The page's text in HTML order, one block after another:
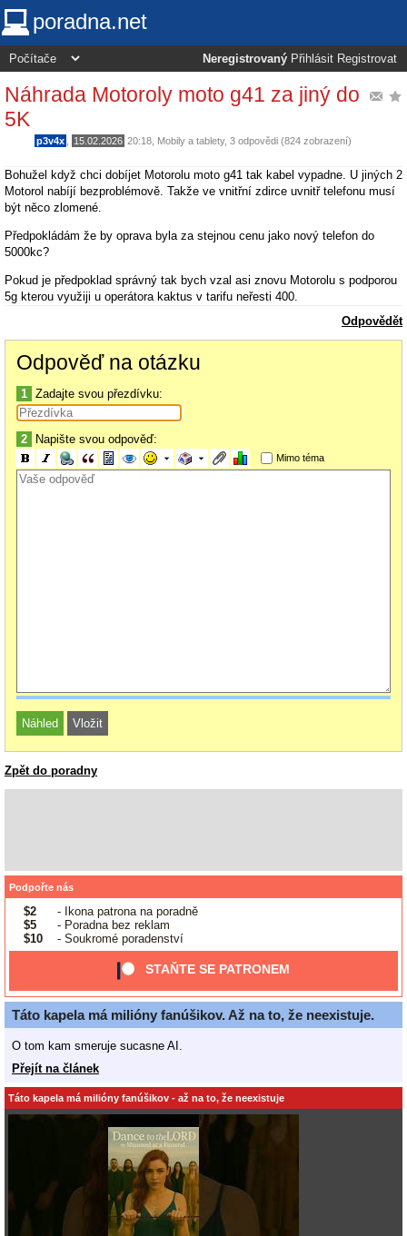
poradna.net
Neregistrovaný Přihlásit Registrovat
Náhrada Motoroly moto g41 za jiný do
5K
p3v4x 15.02.2026 20:18 Mobily a tablety, 3 odpovědi (824 zobrazení)
Bohužel když chci dobíjet Motorolu moto g41 tak kabel vypadne. U jiných 2
Motorol nabíjí bezproblémově. Takže ve vnitřní zdirce uvnitř telefonu musí
být něco zlomené.
Předpokládám že by oprava byla za stejnou cenu jako nový telefon do
5000kc?
Pokud je předpoklad správný tak bych vzal asi znovu Motorolu s podporou
5g kterou využiji u operátora kaktus v tarifu neřesti 400.
Odpovědět
Odpověď na otázku
1 Zadajte svou přezdívku:
2 Napište svou odpověď:
Mimo téma
Zpět do poradny
Podpořte nás
$2
- Ikona patrona na poradně
$5
- Poradna bez reklam
$10
- Soukromé poradenství
STAŇTE SE PATRONEM
Táto kapela má milióny fanúšikov. Až na to, že neexistuje.
O tom kam smeruje sucasne AI.
Přejít na článek
Táto kapela má milióny fanúšikov - až na to, že neexistuje